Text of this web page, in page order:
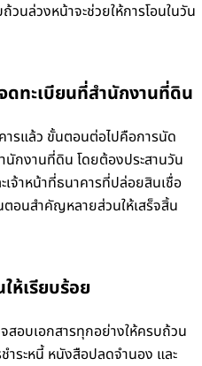
นล่วงหน้าจะช่วยให้การโอนในวัน
ดทะเบียนที่สำนักงานที่ดิน
ารแล้ว ขั้นตอนต่อไปคือการนัด
นักงานที่ดิน โดยต้องประสานวัน
เจ้าหน้าที่ธนาคารที่ปล่อยสินเชื่อ
ตอนสำคัญหลายส่วนให้เสร็จสิ้น
ห้เรียบร้อย
สอบเอกสารทุกอย่างให้ครบถ้วน
ำระหนี้ หนังสือปลดจำนอง และ